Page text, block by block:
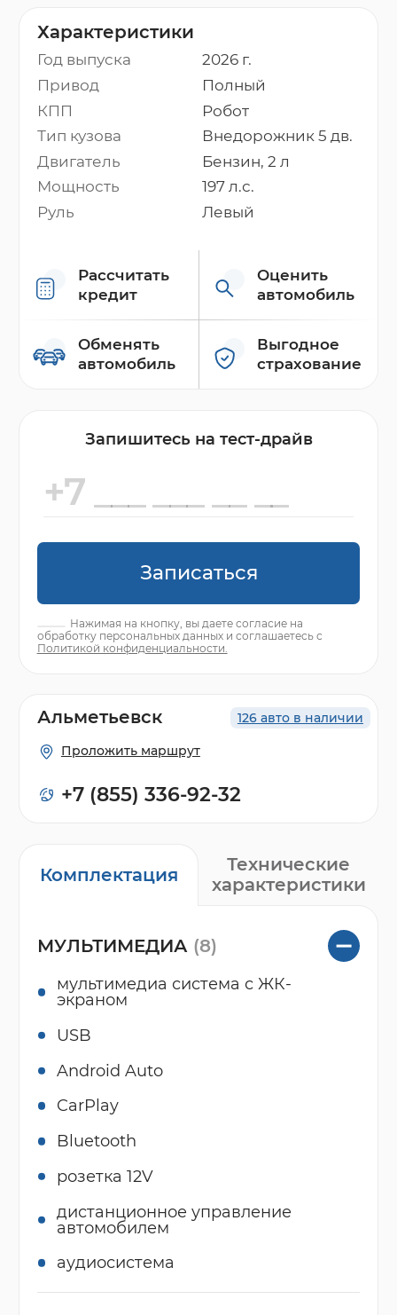
Характеристики
Год выпуска
2026 г.
Привод
Полный
КПП
Робот
Тип кузова
Внедорожник 5 дв.
Двигатель
Бензин, 2 л
Мощность
197 л.с.
Руль
Левый
Рассчитать
кредит
Оценить
автомобиль
Обменять
автомобиль
Выгодное
страхование
Запишитесь на тест-драйв
Записаться
Нажимая на кнопку, вы даете согласие на
обработку персональных данных и соглашаетесь с
Политикой конфиденциальности.
Комплектация
Технические
характеристики
МУЛЬТИМЕДИА (8)
мультимедиа система с ЖК-
экраном
USB
Android Auto
CarPlay
Bluetooth
розетка 12V
дистанционное управление
автомобилем
аудиосистема
126 авто в наличии
Альметьевск
Проложить маршрут
+7 (855) 336-92-32